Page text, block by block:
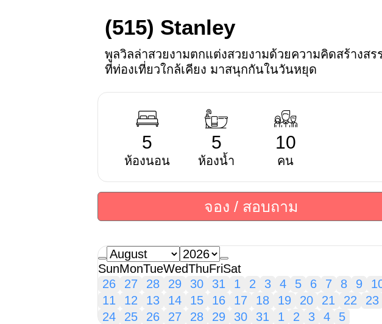
(515) Stanley
พูลวิลล่าสวยงามตกแต่งสวยงามด้วยความคิดสร้าง
ที่ท่องเที่ยวใกล้เคียง มาสนุกกันในวันหยุด
5
ห้องนอน
5
ห้องน้ำ
10
คน
จอง / สอบถาม
SunMonTueWedThuFriSat
26
27 28 29 30 31 1 2 3 4 5 6 7 8 9
11
12 13 14 15 16 17 18 19 20 21 22
23
24
25 26 27 28 29 30 31 1 2 3 4 5